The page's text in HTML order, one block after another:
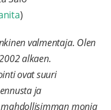
)
valmentaja. Olen
alkaen.
ovat suuri
ja
monia